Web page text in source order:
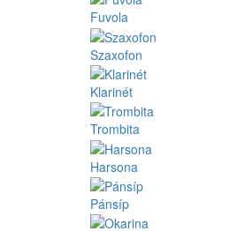
Fuvola
Szaxofon
Klarinét
Trombita
Harsona
Pánsíp